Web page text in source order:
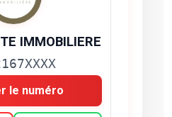
IMMOBILIERE
le numéro